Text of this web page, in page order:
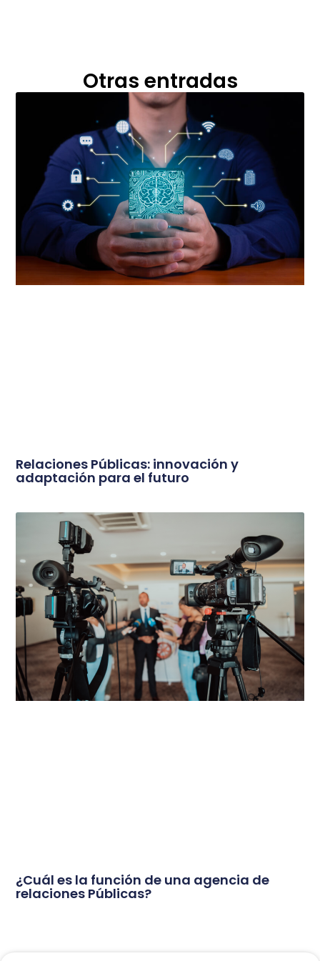
Otras entradas
Relaciones Públicas: innovación y
adaptación para el futuro
¿Cuál es la función de una agencia de
relaciones Públicas?